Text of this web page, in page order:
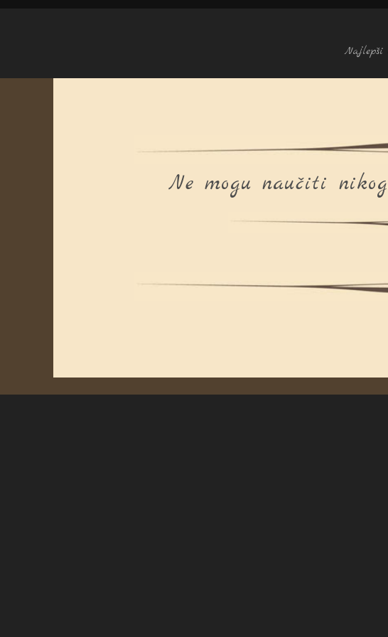
Najlepši
Ne mogu naučiti